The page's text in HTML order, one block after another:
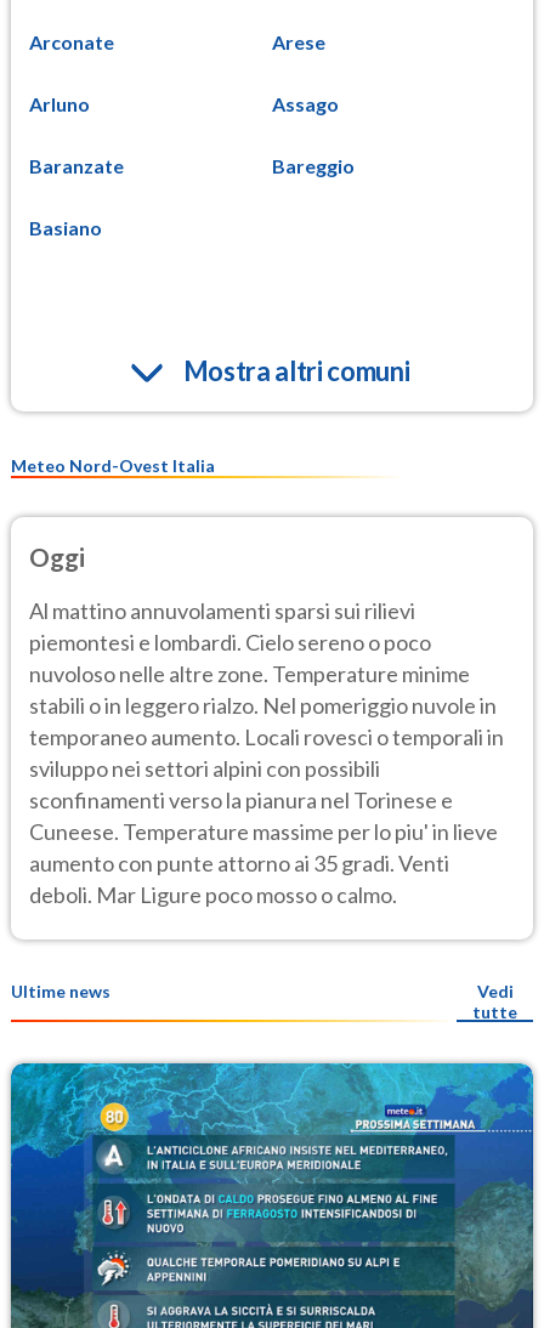
Arconate Arese
Arluno Assago
Baranzate Bareggio
Basiano
Mostra altri comuni
Meteo Nord-Ovest Italia
Oggi
Al mattino annuvolamenti sparsi sui rilievi
piemontesi e lombardi. Cielo sereno o poco
nuvoloso nelle altre zone. Temperature minime
stabili o in leggero rialzo. Nel pomeriggio nuvole in
temporaneo aumento. Locali rovesci o temporali in
sviluppo nei settori alpini con possibili
sconfinamenti verso la pianura nel Torinese e
Cuneese. Temperature massime per lo piu' in lieve
aumento con punte attorno ai 35 gradi. Venti
deboli. Mar Ligure poco mosso o calmo.
Ultime news
Vedi
tutte